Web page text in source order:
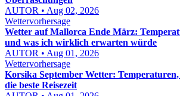
AUTOR • Aug 02, 2026
Wettervorhersage
Wetter auf Mallorca Ende März:
und was ich wirklich erwarten würde
AUTOR • Aug 01, 2026
Wettervorhersage
Korsika September Wetter:
die beste Reisezeit